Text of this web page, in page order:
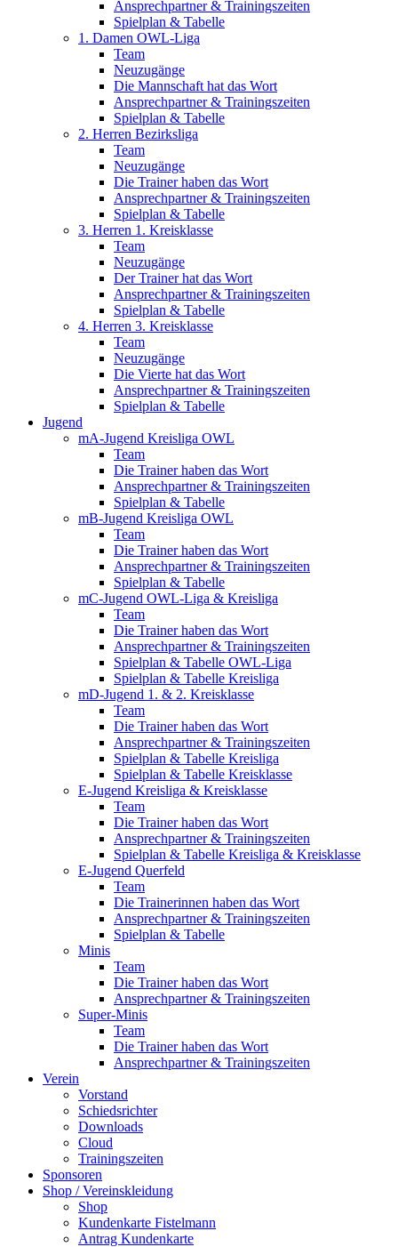
Ansprechpartner & Trainingszeiten
Spielplan & Tabelle
1. Damen OWL-Liga
Team
Neuzugänge
Die Mannschaft hat das Wort
Ansprechpartner & Trainingszeiten
Spielplan & Tabelle
2. Herren Bezirksliga
Team
Neuzugänge
Die Trainer haben das Wort
Ansprechpartner & Trainingszeiten
Spielplan & Tabelle
3. Herren 1. Kreisklasse
Team
Neuzugänge
Der Trainer hat das Wort
Ansprechpartner & Trainingszeiten
Spielplan & Tabelle
4. Herren 3. Kreisklasse
Team
Neuzugänge
Die Vierte hat das Wort
Ansprechpartner & Trainingszeiten
Spielplan & Tabelle
Jugend
mA-Jugend Kreisliga OWL
Team
Die Trainer haben das Wort
Ansprechpartner & Trainingszeiten
Spielplan & Tabelle
mB-Jugend Kreisliga OWL
Team
Die Trainer haben das Wort
Ansprechpartner & Trainingszeiten
Spielplan & Tabelle
mC-Jugend OWL-Liga & Kreisliga
Team
Die Trainer haben das Wort
Ansprechpartner & Trainingszeiten
Spielplan & Tabelle OWL-Liga
Spielplan & Tabelle Kreisliga
mD-Jugend 1. & 2. Kreisklasse
Team
Die Trainer haben das Wort
Ansprechpartner & Trainingszeiten
Spielplan & Tabelle Kreisliga
Spielplan & Tabelle Kreisklasse
E-Jugend Kreisliga & Kreisklasse
Team
Die Trainer haben das Wort
Ansprechpartner & Trainingszeiten
Spielplan & Tabelle Kreisliga & Kreisklasse
E-Jugend Querfeld
Team
Die Trainerinnen haben das Wort
Ansprechpartner & Trainingszeiten
Spielplan & Tabelle
Minis
Team
Die Trainer haben das Wort
Ansprechpartner & Trainingszeiten
Super-Minis
Team
Die Trainer haben das Wort
Ansprechpartner & Trainingszeiten
Verein
Vorstand
Schiedsrichter
Downloads
Cloud
Trainingszeiten
Sponsoren
Shop / Vereinskleidung
Shop
Kundenkarte Fistelmann
Antrag Kundenkarte